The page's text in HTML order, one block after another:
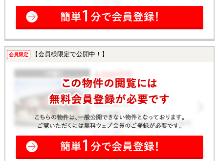
会員限定 【会員様限定で公開中！】